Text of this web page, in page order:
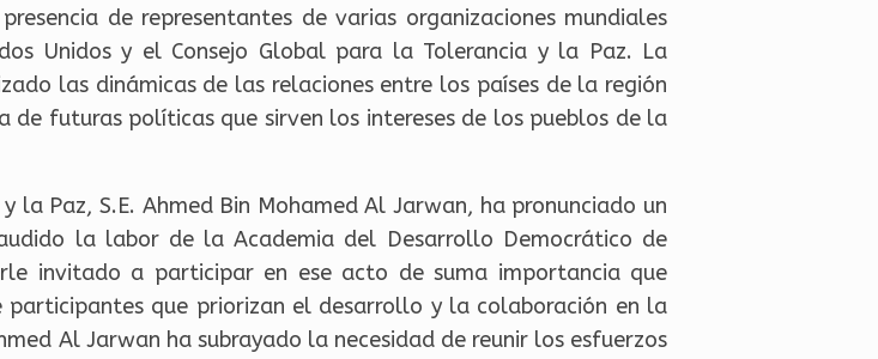
de representantes de varias organizaciones mundiales
Unidos y el Consejo Global para la Tolerancia y la Paz. La
las dinámicas de las relaciones entre los países de la región
de futuras políticas que sirven los intereses de los pueblos de la
la Paz, S.E. Ahmed Bin Mohamed Al Jarwan, ha pronunciado un
la labor de la Academia del Desarrollo Democrático de
invitado a participar en ese acto de suma importancia que
que priorizan el desarrollo y la colaboración en la
Al Jarwan ha subrayado la necesidad de reunir los esfuerzos